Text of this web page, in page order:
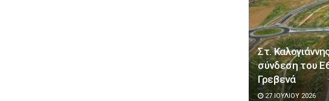
Στ.
σύνδεση του
Γρεβενά
27 ΙΟΥΛΊΟΥ 2026